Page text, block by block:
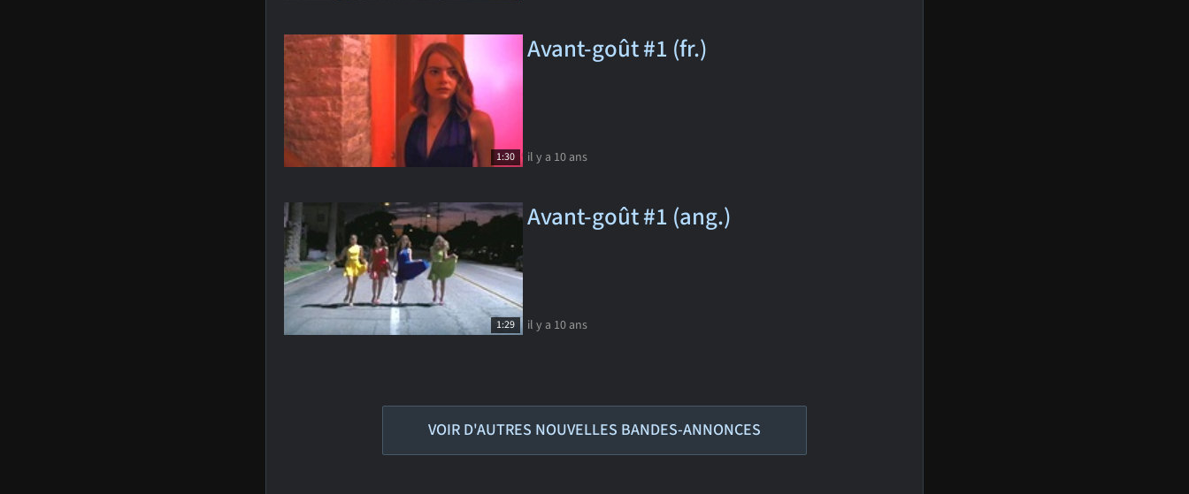
1:30
Avant-goût #1 (fr.)
il y a 10 ans
1:29
Avant-goût #1 (ang.)
il y a 10 ans
VOIR D'AUTRES NOUVELLES BANDES-ANNONCES